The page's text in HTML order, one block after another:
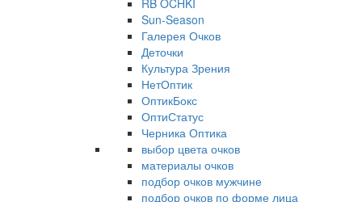
RB OCHKI
Sun-Season
Галерея Очков
Деточки
Культура Зрения
НетОптик
ОптикБокс
ОптиСтатус
Черника Оптика
выбор цвета очков
материалы очков
подбор очков мужчине
подбор очков по форме лица